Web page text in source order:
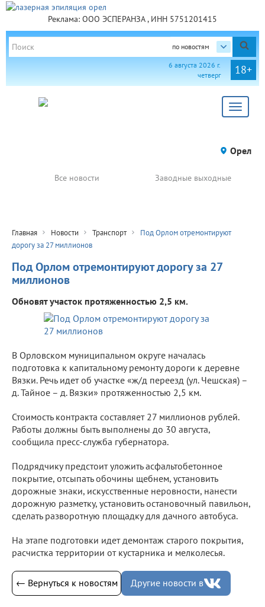
Реклама: ООО ЭСПЕРАНЗА , ИНН 5751201415
по новостям
18+
6 августа 2026 г.
четверг
Toggle
Орел
Все новости Заводные выходные
Главная Новости Транспорт
Под Орлом отремонтируют
дорогу за 27 миллионов
Под Орлом отремонтируют дорогу за 27
миллионов
Обновят участок протяженностью 2,5 км.
В Орловском муниципальном округе началась
подготовка к капитальному ремонту дороги к деревне
Вязки. Речь идет об участке «ж/д переезд (ул. Чешская) –
д. Тайное – д. Вязки» протяженностью 2,5 км.
Стоимость контракта составляет 27 миллионов рублей.
Работы должны быть выполнены до 30 августа,
сообщила пресс-служба губернатора.
Подрядчику предстоит уложить асфальтобетонное
покрытие, отсыпать обочины щебнем, установить
дорожные знаки, искусственные неровности, нанести
дорожную разметку, установить остановочный павильон,
сделать разворотную площадку для дачного автобуса.
На этапе подготовки идет демонтаж старого покрытия,
расчистка территории от кустарника и мелколесья.
← Вернуться к новостям Другие новости в